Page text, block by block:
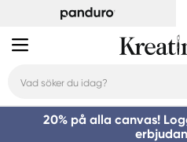
20% på alla canvas!